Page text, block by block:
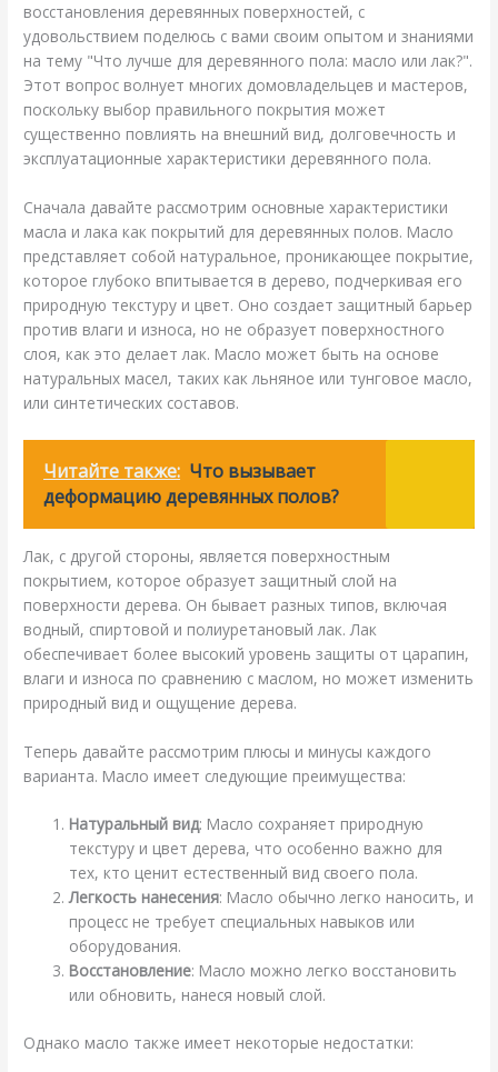
восстановления деревянных поверхностей, с
удовольствием поделюсь с вами своим опытом и знаниями
на тему "Что лучше для деревянного пола: масло или лак?".
Этот вопрос волнует многих домовладельцев и мастеров,
поскольку выбор правильного покрытия может
существенно повлиять на внешний вид, долговечность и
эксплуатационные характеристики деревянного пола.
Сначала давайте рассмотрим основные характеристики
масла и лака как покрытий для деревянных полов. Масло
представляет собой натуральное, проникающее покрытие,
которое глубоко впитывается в дерево, подчеркивая его
природную текстуру и цвет. Оно создает защитный барьер
против влаги и износа, но не образует поверхностного
слоя, как это делает лак. Масло может быть на основе
натуральных масел, таких как льняное или тунговое масло,
или синтетических составов.
Читайте также: Что вызывает
деформацию деревянных полов?
Лак, с другой стороны, является поверхностным
покрытием, которое образует защитный слой на
поверхности дерева. Он бывает разных типов, включая
водный, спиртовой и полиуретановый лак. Лак
обеспечивает более высокий уровень защиты от царапин,
влаги и износа по сравнению с маслом, но может изменить
природный вид и ощущение дерева.
Теперь давайте рассмотрим плюсы и минусы каждого
варианта. Масло имеет следующие преимущества:
Натуральный вид: Масло сохраняет природную
текстуру и цвет дерева, что особенно важно для
тех, кто ценит естественный вид своего пола.
Легкость нанесения: Масло обычно легко наносить, и
процесс не требует специальных навыков или
оборудования.
Восстановление: Масло можно легко восстановить
или обновить, нанеся новый слой.
Однако масло также имеет некоторые недостатки: